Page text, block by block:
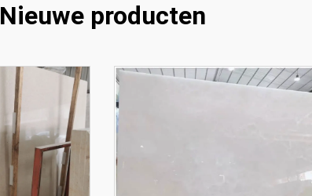
Nieuwe producten